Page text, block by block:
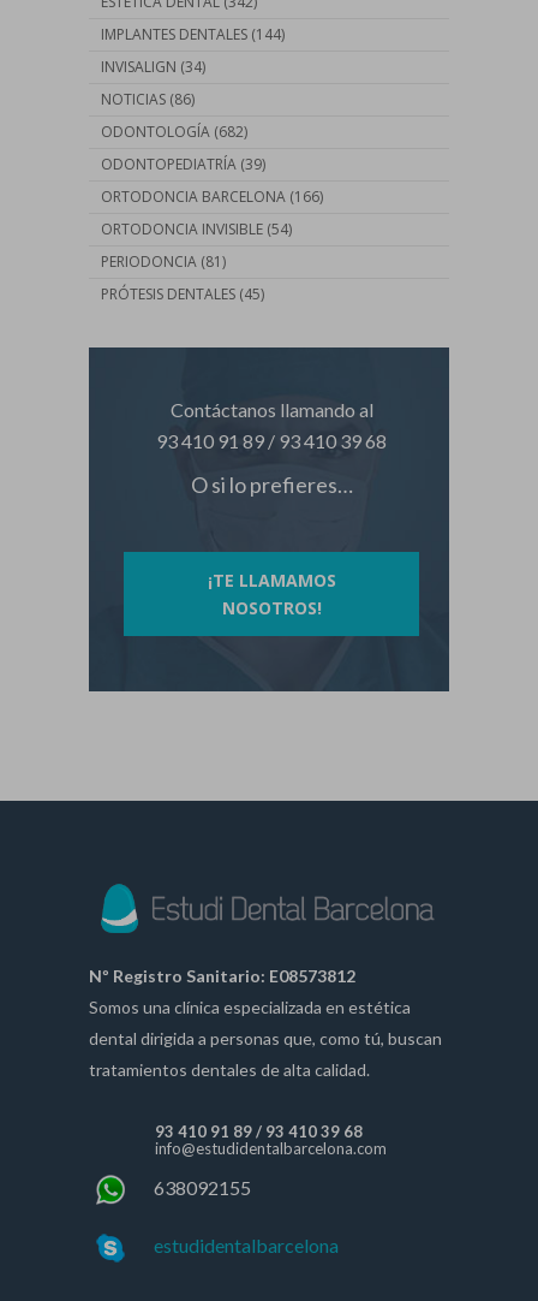
IMPLANTES DENTALES (144)
INVISALIGN (34)
NOTICIAS (86)
ODONTOLOGÍA (682)
ODONTOPEDIATRÍA (39)
ORTODONCIA BARCELONA (166)
ORTODONCIA INVISIBLE (54)
PERIODONCIA (81)
PRÓTESIS DENTALES (45)
Contáctanos llamando al
93 410 91 89 / 93 410 39 68
O si lo prefieres…
¡TE LLAMAMOS
NOSOTROS!
Nº Registro Sanitario: E08573812
Somos una clínica especializada en estética
dental dirigida a personas que, como tú, buscan
tratamientos dentales de alta calidad.
93 410 91 89/ 93 410 39 68
info@estudidentalbarcelona.com
638092155
estudidentalbarcelona